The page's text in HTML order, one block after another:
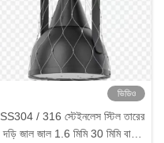
ভিডিও
SS304 / 316 স্টেইনলেস স্টিল তারের
দড়ি জাল জাল 1.6 মিমি 30 মিমি বাকল